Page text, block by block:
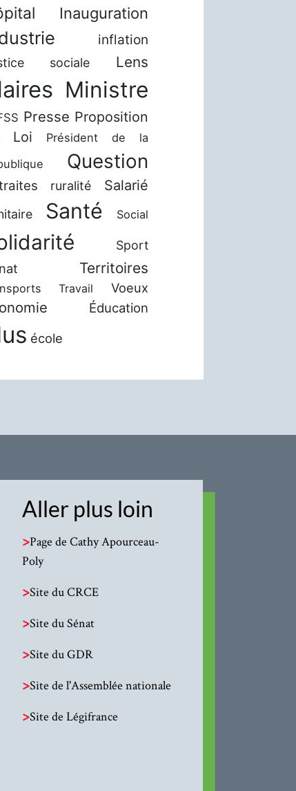
Inauguration
inflation
sociale Lens
Ministre
Presse Proposition
Loi
Président de la
Question
ruralité Salarié
Santé Social
Sport
Territoires
Travail Voeux
Éducation
école
Aller plus loin
>Page de Cathy Apourceau-
Poly
>Site du CRCE
>Site du Sénat
>Site du GDR
>Site de l'Assemblée nationale
>Site de Légifrance